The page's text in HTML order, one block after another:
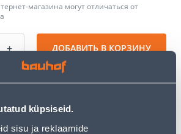
küpsiseid.
sisu ja reklaamide
магазина могут отличаться от
+ ДОБАВИТЬ В КОРЗИНУ